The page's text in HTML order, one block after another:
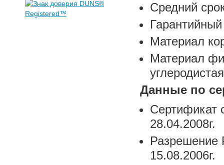
Средний
Материал
Материал
Данные по
28.04.2008г.
Разрешение
15.08.2006г.